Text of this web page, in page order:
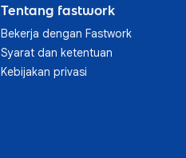
Tentang fastwork
Bekerja dengan Fastwork
Syarat dan ketentuan
Kebijakan privasi